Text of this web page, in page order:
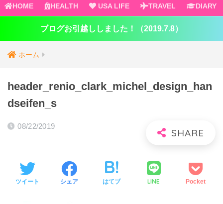
HOME HEALTH USA LIFE TRAVEL DIARY
ブログお引越ししました！（2019.7.8）
ホーム
header_renio_clark_michel_design_han
dseifen_s
08/22/2019
ツイート シェア はてブ LINE Pocket